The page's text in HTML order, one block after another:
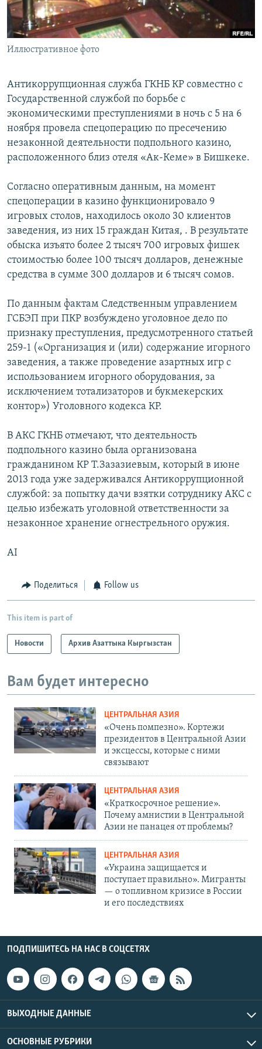
Иллюстративное фото
Антикоррупционная служба ГКНБ КР совместно с
Государственной службой по борьбе с
экономическими преступлениями в ночь с 5 на 6
ноября провела спецоперацию по пресечению
незаконной деятельности подпольного казино,
расположенного близ отеля «Ак-Кеме» в Бишкеке.
Согласно оперативным данным, на момент
спецоперации в казино функционировало 9
игровых столов, находилось около 30 клиентов
заведения, из них 15 граждан Китая, . В результате
обыска изъято более 2 тысяч 700 игровых фишек
стоимостью более 100 тысяч долларов, денежные
средства в сумме 300 долларов и 6 тысяч сомов.
По данным фактам Следственным управлением
ГСБЭП при ПКР возбуждено уголовное дело по
признаку преступления, предусмотренного статьей
259-1 («Организация и (или) содержание игорного
заведения, а также проведение азартных игр с
использованием игорного оборудования, за
исключением тотализаторов и букмекерских
контор») Уголовного кодекса КР.
В АКС ГКНБ отмечают, что деятельность
подпольного казино была организована
гражданином КР Т.Зазазиевым, который в июне
2013 года уже задерживался Антикоррупционной
службой: за попытку дачи взятки сотруднику АКС с
целью избежать уголовной ответственности за
незаконное хранение огнестрельного оружия.
AI
Поделиться Follow us
This item is part of
Новости Архив Азаттыка Кыргызстан
Вам будет интересно
ЦЕНТРАЛЬНАЯ АЗИЯ
«Очень помпезно». Кортежи
президентов в Центральной Азии
и эксцессы, которые с ними
связывают
ЦЕНТРАЛЬНАЯ АЗИЯ
«Краткосрочное решение».
Почему амнистии в Центральной
Азии не панацея от проблемы?
ЦЕНТРАЛЬНАЯ АЗИЯ
«Украина защищается и
поступает правильно». Мигранты
— о топливном кризисе в России
и его последствиях
ПОДПИШИТЕСЬ НА НАС В СОЦСЕТЯХ
ВЫХОДНЫЕ ДАННЫЕ
ОСНОВНЫЕ РУБРИКИ